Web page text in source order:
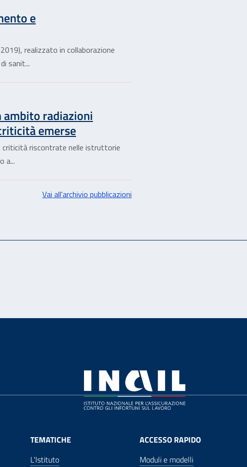
e
realizzato in collaborazione
sanit...
radiazioni
emerse
criticità riscontrate nelle istruttorie
a...
Vai all'archivio pubblicazioni
TEMATICHE
L'Istituto
ACCESSO RAPIDO
Moduli e modelli